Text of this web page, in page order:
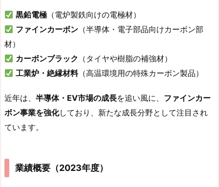
黒鉛電極 （電炉製鉄向けの電極材）
ファインカーボン （半導体・電子部品向けカーボン部
材）
カーボンブラック （タイヤや樹脂の補強材）
工業炉・絶縁材料（高温環境用の特殊カーボン製品）
近年は、 半導体・EV市場の成長を追い風に、 ファインカー
ボン事業を強化しており、新たな成長分野として注目され
ています。
業績概要（2023年度）